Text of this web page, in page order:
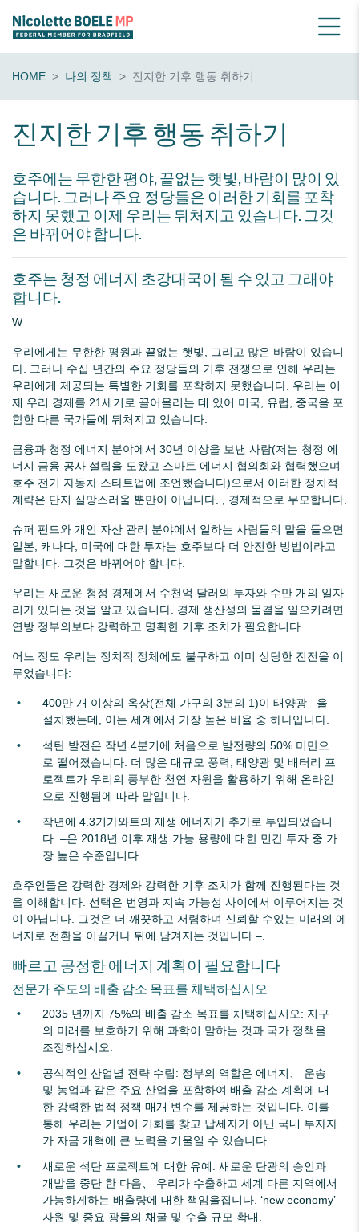
HOME 나의 정책 진지한 기후 행동 취하기
진지한 기후 행동 취하기
호주에는 무한한 평야, 끝없는 햇빛, 바람이 많이 있
습니다. 그러나 주요 정당들은 이러한 기회를 포착
하지 못했고 이제 우리는 뒤처지고 있습니다. 그것
은 바뀌어야 합니다.
호주는 청정 에너지 초강대국이 될 수 있고 그래야
합니다.
W
우리에게는 무한한 평원과 끝없는 햇빛, 그리고 많은 바람이 있습니
다. 그러나 수십 년간의 주요 정당들의 기후 전쟁으로 인해 우리는
우리에게 제공되는 특별한 기회를 포착하지 못했습니다. 우리는 이
제 우리 경제를 21세기로 끌어올리는 데 있어 미국, 유럽, 중국을 포
함한 다른 국가들에 뒤처지고 있습니다.
금융과 청정 에너지 분야에서 30년 이상을 보낸 사람(저는 청정 에
너지 금융 공사 설립을 도왔고 스마트 에너지 협의회와 협력했으며
호주 전기 자동차 스타트업에 조언했습니다)으로서 이러한 정치적
계략은 단지 실망스러울 뿐만이 아닙니다. , 경제적으로 무모합니다.
슈퍼 펀드와 개인 자산 관리 분야에서 일하는 사람들의 말을 들으면
일본, 캐나다, 미국에 대한 투자는 호주보다 더 안전한 방법이라고
말합니다. 그것은 바뀌어야 합니다.
우리는 새로운 청정 경제에서 수천억 달러의 투자와 수만 개의 일자
리가 있다는 것을 알고 있습니다. 경제 생산성의 물결을 일으키려면
연방 정부의보다 강력하고 명확한 기후 조치가 필요합니다.
어느 정도 우리는 정치적 정체에도 불구하고 이미 상당한 진전을 이
루었습니다:
400만 개 이상의 옥상(전체 가구의 3분의 1)이 태양광 –을
설치했는데, 이는 세계에서 가장 높은 비율 중 하나입니다.
석탄 발전은 작년 4분기에 처음으로 발전량의 50% 미만으
로 떨어졌습니다. 더 많은 대규모 풍력, 태양광 및 배터리 프
로젝트가 우리의 풍부한 천연 자원을 활용하기 위해 온라인
으로 진행됨에 따라 말입니다.
작년에 4.3기가와트의 재생 에너지가 추가로 투입되었습니
다. –은 2018년 이후 재생 가능 용량에 대한 민간 투자 중 가
장 높은 수준입니다.
호주인들은 강력한 경제와 강력한 기후 조치가 함께 진행된다는 것
을 이해합니다. 선택은 번영과 지속 가능성 사이에서 이루어지는 것
이 아닙니다. 그것은 더 깨끗하고 저렴하며 신뢰할 수있는 미래의 에
너지로 전환을 이끌거나 뒤에 남겨지는 것입니다 –.
빠르고 공정한 에너지 계획이 필요합니다
전문가 주도의 배출 감소 목표를 채택하십시오
2035 년까지 75%의 배출 감소 목표를 채택하십시오: 지구
의 미래를 보호하기 위해 과학이 말하는 것과 국가 정책을
조정하십시오.
공식적인 산업별 전략 수립: 정부의 역할은 에너지、 운송
및 농업과 같은 주요 산업을 포함하여 배출 감소 계획에 대
한 강력한 법적 정책 매개 변수를 제공하는 것입니다. 이를
통해 우리는 기업이 기회를 찾고 납세자가 아닌 국내 투자자
가 자금 개혁에 큰 노력을 기울일 수 있습니다.
새로운 석탄 프로젝트에 대한 유예: 새로운 탄광의 승인과
개발을 중단 한 다음、 우리가 수출하고 세계 다른 지역에서
가능하게하는 배출량에 대한 책임을집니다. ‘new economy’
자원 및 중요 광물의 채굴 및 수출 규모 확대.